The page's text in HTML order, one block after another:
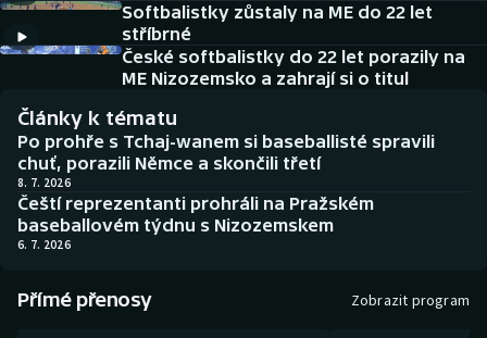
Americký fotbal
Baseball a softbal
Basketbal
Biatlon
Boby a skeleton
Box
NEPŘEHLÉDNĚTE
Historické návraty
Aplikace ČT sport
AZ kvíz
Softbalistky zůstaly na ME do 22 let
stříbrné
České softbalistky do 22 let porazily na
ME Nizozemsko a zahrají si o titul
Články k tématu
Po prohře s Tchaj-wanem si baseballisté spravili
chuť, porazili Němce a skončili třetí
8. 7. 2026
Čeští reprezentanti prohráli na Pražském
baseballovém týdnu s Nizozemskem
6. 7. 2026
Přímé přenosy Zobrazit program